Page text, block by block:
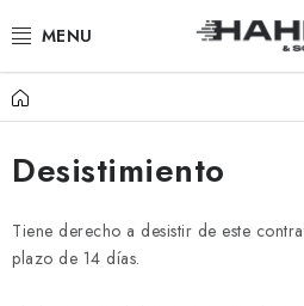
PRODUCTOS
ACERCA DE NOSOTROS
¿POR QUÉ HAHN & SOHN?
Inicio
Desistimiento
Tiene derecho a desistir de este
plazo de 14 días.